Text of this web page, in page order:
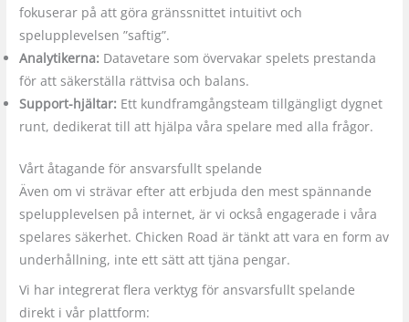
fokuserar på att göra gränssnittet intuitivt och
spelupplevelsen ”saftig”.
Analytikerna: Datavetare som övervakar spelets prestanda
för att säkerställa rättvisa och balans.
Support-hjältar: Ett kundframgångsteam tillgängligt dygnet
runt, dedikerat till att hjälpa våra spelare med alla frågor.
Vårt åtagande för ansvarsfullt spelande
Även om vi strävar efter att erbjuda den mest spännande
spelupplevelsen på internet, är vi också engagerade i våra
spelares säkerhet. Chicken Road är tänkt att vara en form av
underhållning, inte ett sätt att tjäna pengar.
Vi har integrerat flera verktyg för ansvarsfullt spelande
direkt i vår plattform: